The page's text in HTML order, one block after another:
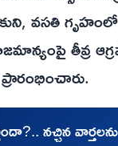
వసతి
తీవ్ర
నచ్చిన